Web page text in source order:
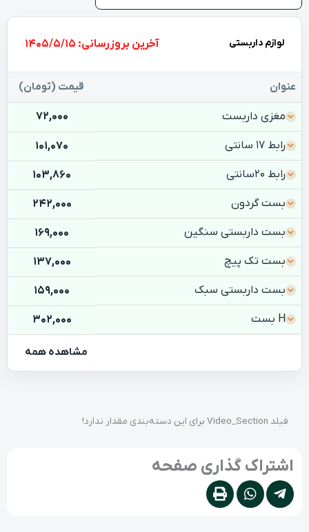
لوازم داربستی بروزرسانی: 1405/5/15
عنوان قیمت (تومان)
مغزی داربست 72,000
رابط ۱۷ سانتی 101,070
رابط ۲۰سانتی 103,860
بست گردون 242,000
بست داربستی سنگین 169,000
بست تک پیچ 137,000
بست داربستی سبک 159,000
H بست 302,000
مشاهده همه
فیلد Video_Section برای این دسته‌بندی مقدار ندارد!
اشتراک گذاری صفحه